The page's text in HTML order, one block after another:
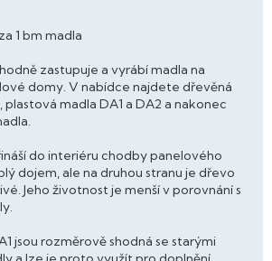
1 bm madla
zastupuje a vyrábí madla na
domy. V nabídce najdete dřevěná
plastová madla DA1 a DA2 a nakonec
do interiéru chodby panelového
dojem, ale na druhou stranu je dřevo
Jeho životnost je menší v porovnání s
jsou rozměrově shodná se starými